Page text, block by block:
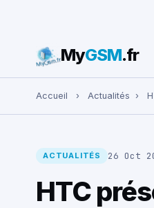
Rechercher :
MyGSM.fr
Accueil › Actualités ›
ACTUALITÉS 26 Oct
HTC